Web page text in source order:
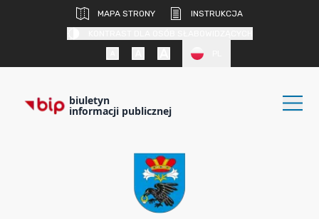
MAPA STRONY
INSTRUKCJA
biuletyn
informacji publicznej